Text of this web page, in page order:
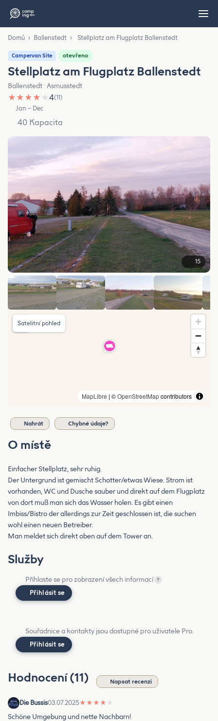
Domů › Ballenstedt › Stellplatz am Flugplatz Ballenstedt
Campervan Site otevřeno
Stellplatz am Flugplatz Ballenstedt
Ballenstedt · Asmusstedt
★ ★ ★ ★ ★4(11)
Jan – Dec
40 Kapacita
15
MapLibre | ©OpenStreetMapcontributors
Satelitní pohled
Nahrát Chybné údaje?
O místě
Einfacher Stellplatz, sehr ruhig.
Der Untergrund ist gemischt Schotter/etwas Wiese. Strom ist
vorhanden, WC und Dusche sauber und direkt auf dem Flugplatz
von dort muß man sich das Wasser holen. Es gibt einen
Imbiss/Bistro der allerdings zur Zeit geschlossen ist, die suchen
wohl einen neuen Betreiber.
Man meldet sich direkt oben auf dem Tower an.
Služby
Přihlaste se pro zobrazení všech informací ?
Přihlásit se
Souřadnice a kontakty jsou dostupné pro uživatele Pro.
Přihlásit se
Hodnocení (11) Napsat recenzi
Die Bussis03.07.2025★ ★ ★ ★ ★
Schöne Umgebung und nette Nachbarn!